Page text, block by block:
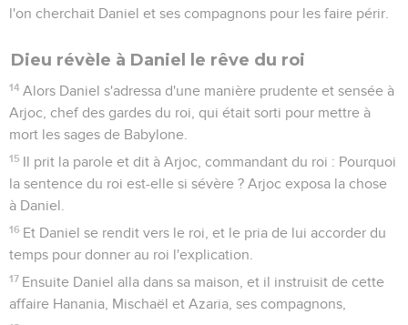
l'on cherchait Daniel et ses compagnons pour les faire périr.
Dieu révèle à Daniel le rêve du roi
14 Alors Daniel s'adressa d'une manière prudente et sensée à
Arjoc, chef des gardes du roi, qui était sorti pour mettre à
mort les sages de Babylone.
15 Il prit la parole et dit à Arjoc, commandant du roi : Pourquoi
la sentence du roi est-elle si sévère ? Arjoc exposa la chose
à Daniel.
16 Et Daniel se rendit vers le roi, et le pria de lui accorder du
temps pour donner au roi l'explication.
17 Ensuite Daniel alla dans sa maison, et il instruisit de cette
affaire Hanania, Mischaël et Azaria, ses compagnons,